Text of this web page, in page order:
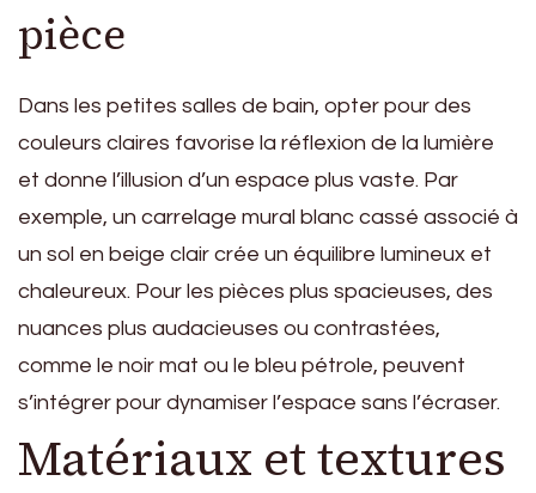
pièce
Dans les petites salles de bain, opter pour des
couleurs claires favorise la réflexion de la lumière
et donne l’illusion d’un espace plus vaste. Par
exemple, un carrelage mural blanc cassé associé à
un sol en beige clair crée un équilibre lumineux et
chaleureux. Pour les pièces plus spacieuses, des
nuances plus audacieuses ou contrastées,
comme le noir mat ou le bleu pétrole, peuvent
s’intégrer pour dynamiser l’espace sans l’écraser.
Matériaux et textures